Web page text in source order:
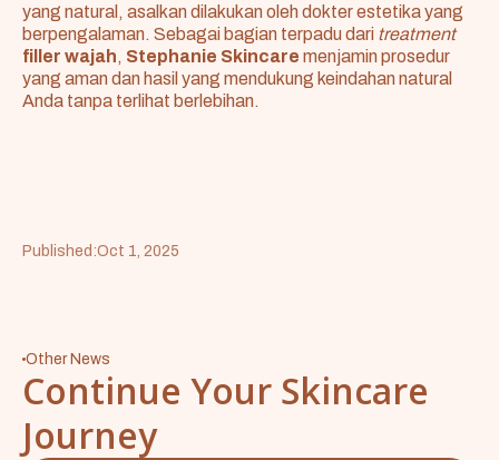
yang natural, asalkan dilakukan oleh dokter estetika yang
berpengalaman. Sebagai bagian terpadu dari treatment
filler wajah, Stephanie Skincare menjamin prosedur
yang aman dan hasil yang mendukung keindahan natural
Anda tanpa terlihat berlebihan.
Published:Oct 1, 2025
Other News
Continue Your Skincare
Journey